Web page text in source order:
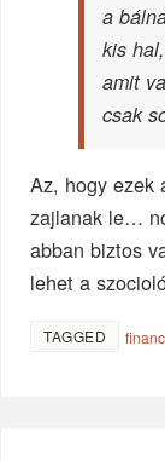
a
kis
amit
csak
Az, hogy ezek
zajlanak le…
abban biztos
lehet a
TAGGED